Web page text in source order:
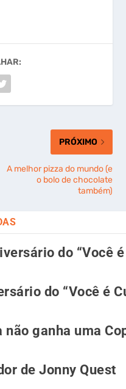
PRÓXIMO
A melhor pizza do mundo (e
o bolo de chocolate
também)
do “Você
do “Você é
ganha uma
de Jonny Quest